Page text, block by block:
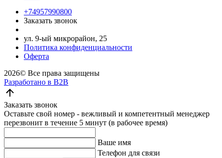
+74957990800
Заказать звонок
ул. 9-ый микрорайон, 25
Политика конфиденциальности
Оферта
2026© Все права защищены
Разработано в B2B
Заказать звонок
Оставьте свой номер - вежливый и компетентный менеджер
перезвонит в течение 5 минут (в рабочее время)
Ваше имя
Телефон для связи